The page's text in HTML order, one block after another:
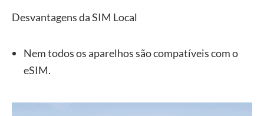
Desvantagens da SIM Local
Nem todos os aparelhos são compatíveis com o
eSIM.